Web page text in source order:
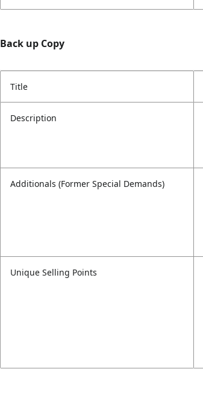
Back up Copy
Title
Description
Additionals (Former Special Demands)
Unique Selling Points